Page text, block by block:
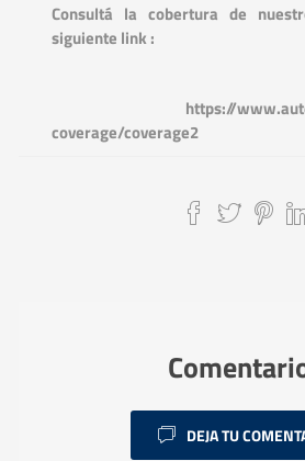
Consultá la cobertura de
siguiente link :
https://
coverage/coverage2
DEJA TU